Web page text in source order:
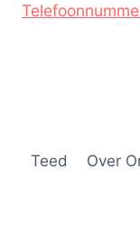
Teed Over